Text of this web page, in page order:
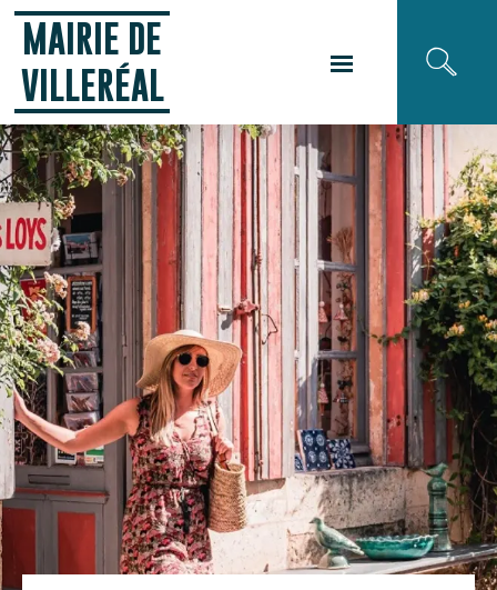
MAIRIE DE
VILLERÉAL
Panneau de gestion des cookies